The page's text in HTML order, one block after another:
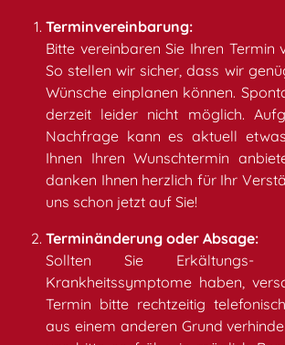
Terminvereinbarung:
Bitte vereinbaren Sie Ihren Termin
So stellen wir sicher, dass wir
Wünsche einplanen können.
derzeit leider nicht möglich.
Nachfrage kann es aktuell
Ihnen Ihren Wunschtermin
danken Ihnen herzlich für Ihr
uns schon jetzt auf Sie!
Terminänderung oder Absage:
Sollten Sie Erkältungs-
Krankheitssymptome haben,
Termin bitte rechtzeitig
aus einem anderen Grund